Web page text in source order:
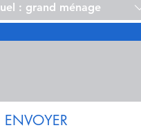
: grand ménage
ENVOYER